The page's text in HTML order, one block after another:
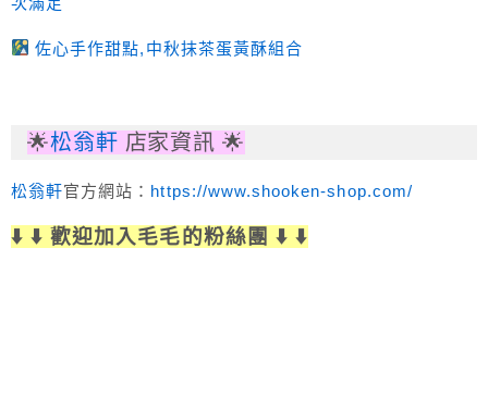
佐心手作甜點,中秋抹茶蛋黃酥組合
🌟松翁軒 店家資訊 🌟
松翁軒官方網站： https://www.shooken-shop.com/
⬇️ ⬇️ 歡迎加入毛毛的粉絲團 ⬇️ ⬇️